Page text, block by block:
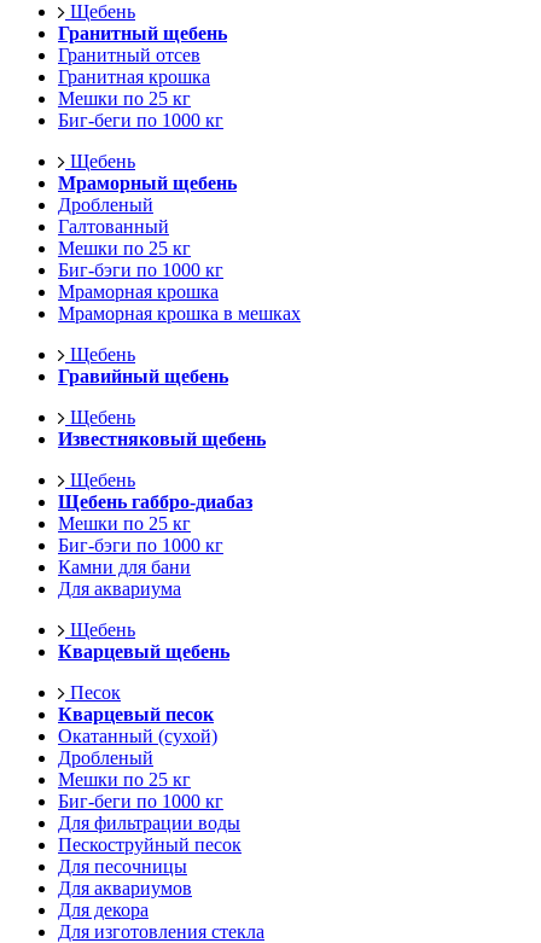
Щебень
Гранитный щебень
Гранитный отсев
Гранитная крошка
Мешки по 25 кг
Биг-беги по 1000 кг
Щебень
Мраморный щебень
Дробленый
Галтованный
Мешки по 25 кг
Биг-бэги по 1000 кг
Мраморная крошка
Мраморная крошка в мешках
Щебень
Гравийный щебень
Щебень
Известняковый щебень
Щебень
Щебень габбро-диабаз
Мешки по 25 кг
Биг-бэги по 1000 кг
Камни для бани
Для аквариума
Щебень
Кварцевый щебень
Песок
Кварцевый песок
Окатанный (сухой)
Дробленый
Мешки по 25 кг
Биг-беги по 1000 кг
Для фильтрации воды
Пескоструйный песок
Для песочницы
Для аквариумов
Для декора
Для изготовления стекла